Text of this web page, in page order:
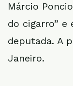
Márcio
do cigarro”
deputada. A
Janeiro.